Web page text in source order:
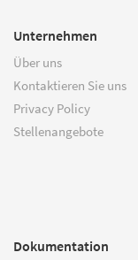
Unternehmen
Über uns
Kontaktieren Sie uns
Privacy Policy
Stellenangebote
Dokumentation